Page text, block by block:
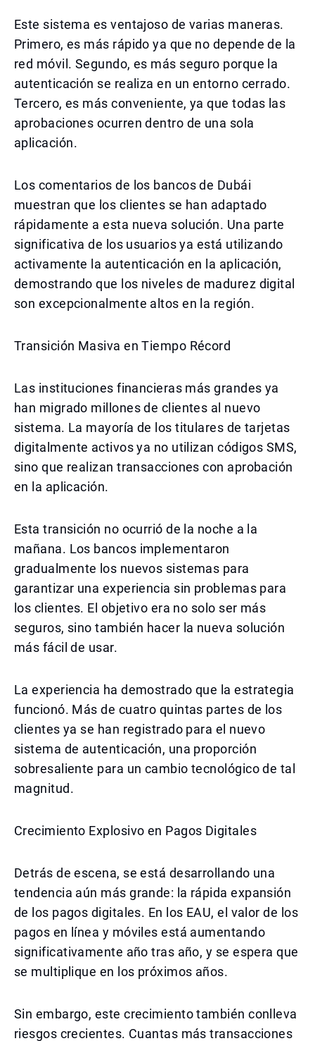
Este sistema es ventajoso de varias maneras.
Primero, es más rápido ya que no depende de la
red móvil. Segundo, es más seguro porque la
autenticación se realiza en un entorno cerrado.
Tercero, es más conveniente, ya que todas las
aprobaciones ocurren dentro de una sola
aplicación.
Los comentarios de los bancos de Dubái
muestran que los clientes se han adaptado
rápidamente a esta nueva solución. Una parte
significativa de los usuarios ya está utilizando
activamente la autenticación en la aplicación,
demostrando que los niveles de madurez digital
son excepcionalmente altos en la región.
Transición Masiva en Tiempo Récord
Las instituciones financieras más grandes ya
han migrado millones de clientes al nuevo
sistema. La mayoría de los titulares de tarjetas
digitalmente activos ya no utilizan códigos SMS,
sino que realizan transacciones con aprobación
en la aplicación.
Esta transición no ocurrió de la noche a la
mañana. Los bancos implementaron
gradualmente los nuevos sistemas para
garantizar una experiencia sin problemas para
los clientes. El objetivo era no solo ser más
seguros, sino también hacer la nueva solución
más fácil de usar.
La experiencia ha demostrado que la estrategia
funcionó. Más de cuatro quintas partes de los
clientes ya se han registrado para el nuevo
sistema de autenticación, una proporción
sobresaliente para un cambio tecnológico de tal
magnitud.
Crecimiento Explosivo en Pagos Digitales
Detrás de escena, se está desarrollando una
tendencia aún más grande: la rápida expansión
de los pagos digitales. En los EAU, el valor de los
pagos en línea y móviles está aumentando
significativamente año tras año, y se espera que
se multiplique en los próximos años.
Sin embargo, este crecimiento también conlleva
riesgos crecientes. Cuantas más transacciones